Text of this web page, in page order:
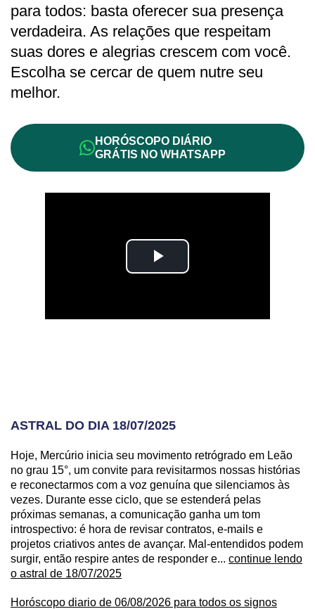
para todos: basta oferecer sua presença
verdadeira. As relações que respeitam
suas dores e alegrias crescem com você.
Escolha se cercar de quem nutre seu
melhor.
HORÓSCOPO DIÁRIO
GRÁTIS NO WHATSAPP
ASTRAL DO DIA 18/07/2025
Hoje, Mercúrio inicia seu movimento retrógrado em Leão
no grau 15°, um convite para revisitarmos nossas histórias
e reconectarmos com a voz genuína que silenciamos às
vezes. Durante esse ciclo, que se estenderá pelas
próximas semanas, a comunicação ganha um tom
introspectivo: é hora de revisar contratos, e-mails e
projetos criativos antes de avançar. Mal-entendidos podem
surgir, então respire antes de responder e... continue lendo
o astral de 18/07/2025
Horóscopo diario de 06/08/2026 para todos os signos